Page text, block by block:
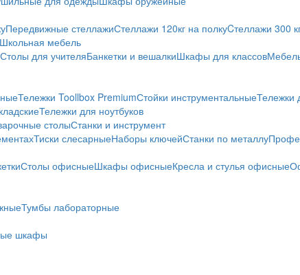
Передвижные стеллажиСтеллажи 120кг на полкуCтеллажи 300
Школьная мебель
Столы для учителяБанкетки и вешалкиШкафы для классов
Тележки Toollbox PremiumСтойки инструментальныеТележки
Тележки для ноутбуков
столыСтанки и инструмент
Тиски слесарныеНаборы ключейСтанки по металлу
Столы офисныеШкафы офисныеКресла и стулья офисные
Тумбы лабораторные
шкафы